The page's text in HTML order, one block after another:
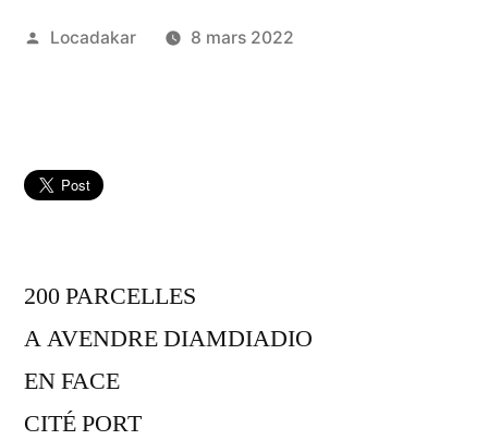
Publié
Locadakar 8 mars 2022
200 PARCELLES
A AVENDRE DIAMDIADIO
EN FACE
CITÉ PORT